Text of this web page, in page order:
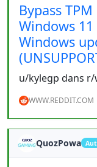
Bypass
Windows
Windows
u/kylegp dans
WWW.REDDIT.COM
QuozPowa